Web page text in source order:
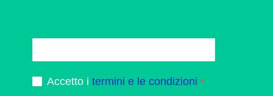
Accetto i termini e le condizioni